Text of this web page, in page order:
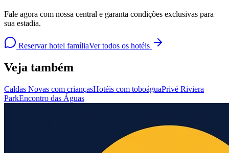
Fale agora com nossa central e garanta condições exclusivas para
sua estadia.
Reservar hotel famíliaVer todos os hotéis
Veja também
Caldas Novas com criançasHotéis com toboáguaPrivé Riviera
ParkEncontro das Águas